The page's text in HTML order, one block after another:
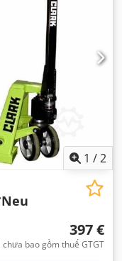
1 /2
397 €
chưa bao gồm thuế GTGT